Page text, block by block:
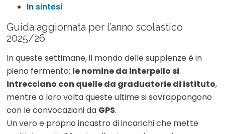
In sintesi
Guida aggiornata per l’anno scolastico
2025/26
In queste settimane, il mondo delle supplenze è in
pieno fermento: le nomine da interpello si
intrecciano con quelle da graduatorie di istituto,
mentre a loro volta queste ultime si sovrappongono
con le convocazioni da GPS.
Un vero e proprio incastro di incarichi che mette